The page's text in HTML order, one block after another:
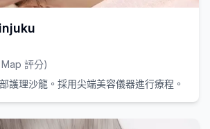
評分)
護理沙龍。採用尖端美容儀器進行療程。